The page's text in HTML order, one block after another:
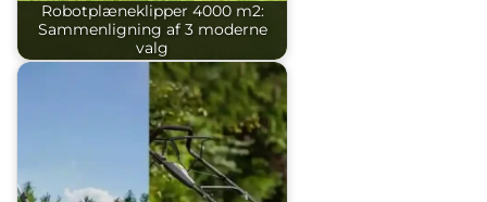
Robotplæneklipper 4000 m2:
Sammenligning af 3 moderne
valg